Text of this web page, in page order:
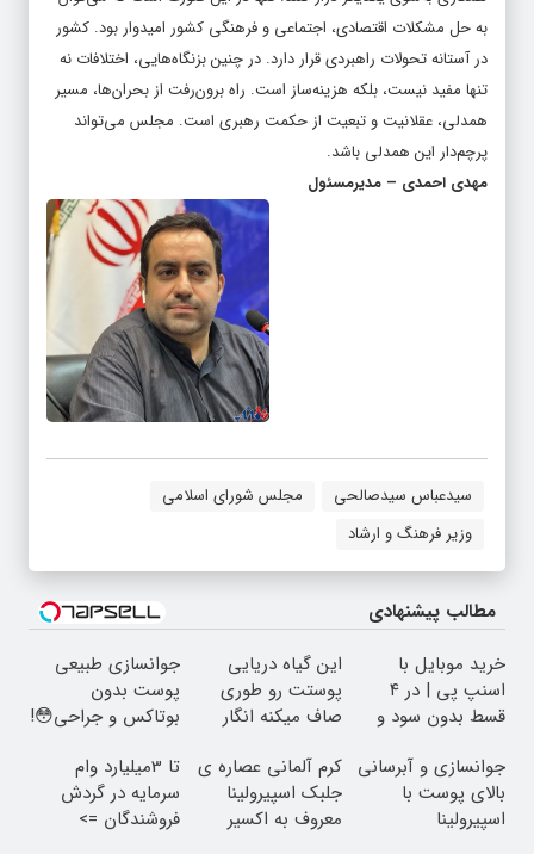
به حل مشکلات اقتصادی، اجتماعی و فرهنگی کشور امیدوار بود. کشور
در آستانه تحولات راهبردی قرار دارد. در چنین بزنگاه‌هایی، اختلافات نه
تنها مفید نیست، بلکه هزینه‌ساز است. راه برون‌رفت از بحران‌ها، مسیر
همدلی، عقلانیت و تبعیت از حکمت رهبری است. مجلس می‌تواند
پرچم‌دار این همدلی باشد.
مهدی احمدی – مدیرمسئول
سیدعباس سیدصالحی
مجلس شورای اسلامی
وزیر فرهنگ و ارشاد
مطالب پیشنهادی
خرید موبایل با
اسنپ پی | در ۴
قسط بدون سود و
این گیاه دریایی
پوستت رو طوری
صاف میکنه انگار
🔥
جوانسازی طبیعی
پوست بدون
بوتاکس و جراحی😳!
جوانسازی و آبرسانی
بالای پوست با
اسپیرولینا
کرم آلمانی عصاره ی
جلبک اسپیرولینا
معروف به اکسیر
تا 3میلیارد وام
سرمایه در گردش
فروشندگان =>